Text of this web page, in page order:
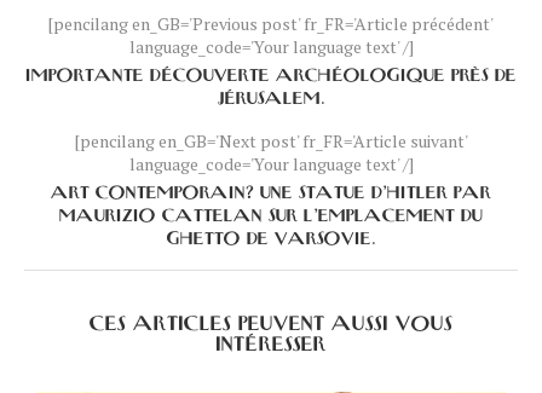
[pencilang en_GB='Previous post' fr_FR='Article précédent'
language_code='Your language text' /]
IMPORTANTE DÉCOUVERTE ARCHÉOLOGIQUE PRÈS DE
JÉRUSALEM.
[pencilang en_GB='Next post' fr_FR='Article suivant'
language_code='Your language text' /]
ART CONTEMPORAIN? UNE STATUE D’HITLER PAR
MAURIZIO CATTELAN SUR L’EMPLACEMENT DU
GHETTO DE VARSOVIE.
CES ARTICLES PEUVENT AUSSI VOUS
INTÉRESSER